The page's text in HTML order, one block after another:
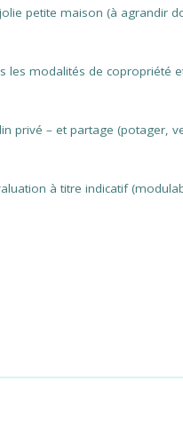
petite maison (à agrandir
les modalités de copropriété
privé – et partage (potager,
à titre indicatif